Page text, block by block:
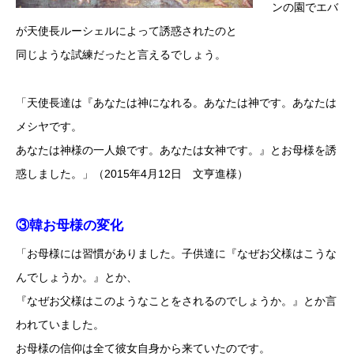
ンの園でエバ
が天使長ルーシェルによって誘惑されたのと
同じような試練だったと言えるでしょう。
「天使長達は『あなたは神になれる。あなたは神です。あなたは
メシヤです。
あなたは神様の一人娘です。あなたは女神です。』とお母様を誘
惑しました。」（2015年4月12日 文亨進様）
③韓お母様の変化
「お母様には習慣がありました。子供達に『なぜお父様はこうな
んでしょうか。』とか、
『なぜお父様はこのようなことをされるのでしょうか。』とか言
われていました。
お母様の信仰は全て彼女自身から来ていたのです。